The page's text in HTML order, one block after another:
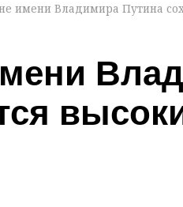
имени Владимира Путина